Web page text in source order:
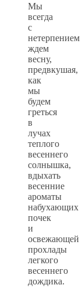
Мы
всегда
с
нетерпением
ждем
весну,
предвкушая,
как
мы
будем
греться
в
лучах
теплого
весеннего
солнышка,
вдыхать
весенние
ароматы
набухающих
почек
и
освежающей
прохлады
легкого
весеннего
дождика.